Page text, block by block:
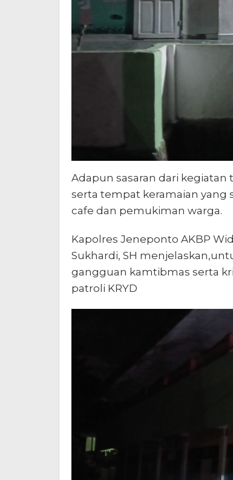
Adapun sasaran dari
serta tempat keramaian yang
cafe dan pemukiman warga.
Kapolres Jeneponto AKBP
Sukhardi, SH
gangguan kamtibmas serta
patroli KRYD